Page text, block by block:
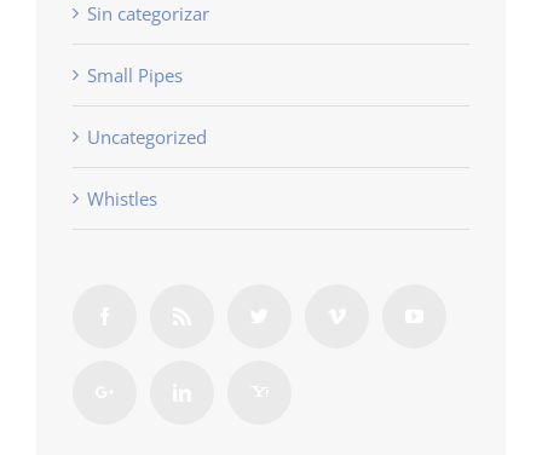
Sin categorizar
Small Pipes
Uncategorized
Whistles